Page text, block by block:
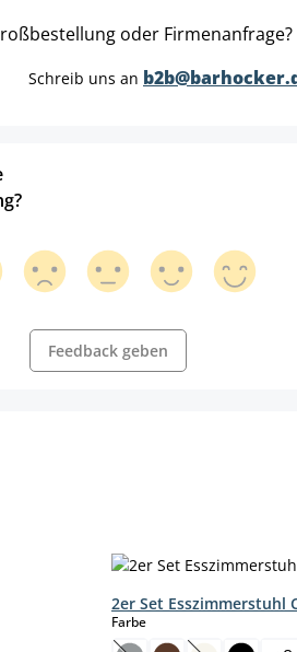
oder Firmenanfrage?
Schreib uns an
Feedback geben
2er Set Esszimmerstuhl
Farbeauswählen